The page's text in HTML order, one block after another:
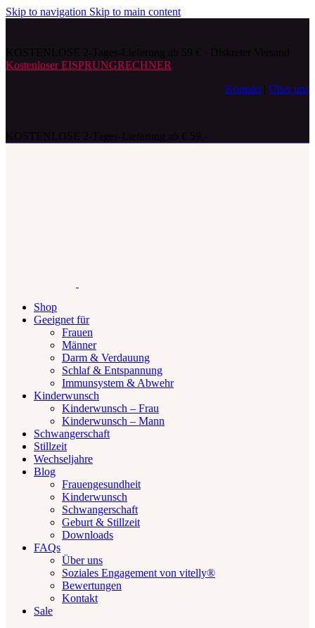
Skip to navigation Skip to main content
Kostenloser EISPRUNGRECHNER
Kontakt
Über uns
Shop
Geeignet für
Frauen
Männer
Darm & Verdauung
Schlaf & Entspannung
Immunsystem & Abwehr
Kinderwunsch
Kinderwunsch – Frau
Kinderwunsch – Mann
Schwangerschaft
Stillzeit
Wechseljahre
Blog
Frauengesundheit
Kinderwunsch
Schwangerschaft
Geburt & Stillzeit
Downloads
FAQs
Über uns
Soziales Engagement von vitelly®
Bewertungen
Kontakt
Sale